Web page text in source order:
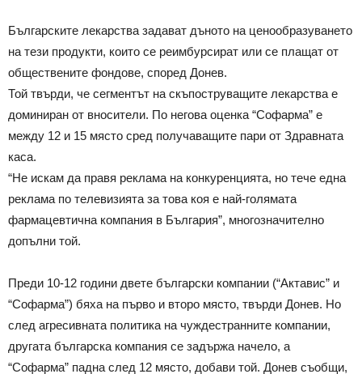
Българските лекарства задават дъното на ценообразуването
на тези продукти, които се реимбурсират или се плащат от
обществените фондове, според Донев.
Той твърди, че сегментът на скъпоструващите лекарства е
доминиран от вносители. По негова оценка “Софарма” е
между 12 и 15 място сред получаващите пари от Здравната
каса.
“Не искам да правя реклама на конкуренцията, но тече една
реклама по телевизията за това коя е най-голямата
фармацевтична компания в България”, многозначително
допълни той.
Преди 10-12 години двете български компании (“Актавис” и
“Софарма”) бяха на първо и второ място, твърди Донев. Но
след агресивната политика на чуждестранните компании,
другата българска компания се задържа начело, а
“Софарма” падна след 12 място, добави той. Донев съобщи,